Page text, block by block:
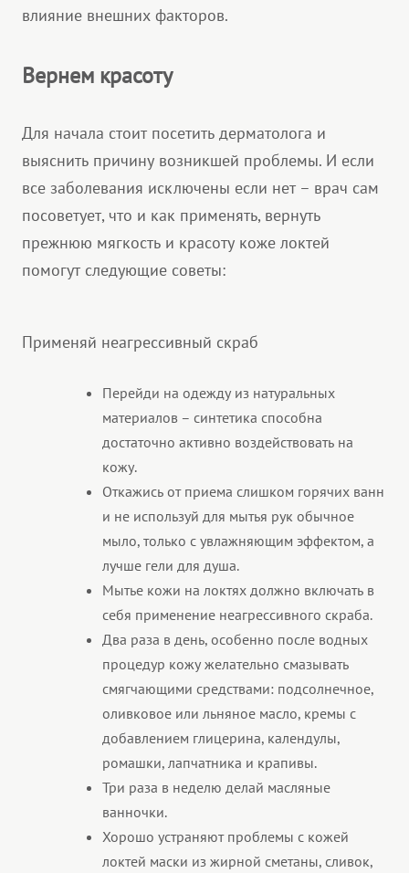
влияние внешних факторов.
Вернем красоту
Для начала стоит посетить дерматолога и
выяснить причину возникшей проблемы. И если
все заболевания исключены если нет – врач сам
посоветует, что и как применять, вернуть
прежнюю мягкость и красоту коже локтей
помогут следующие советы:
Применяй неагрессивный скраб
Перейди на одежду из натуральных
материалов – синтетика способна
достаточно активно воздействовать на
кожу.
Откажись от приема слишком горячих ванн
и не используй для мытья рук обычное
мыло, только с увлажняющим эффектом, а
лучше гели для душа.
Мытье кожи на локтях должно включать в
себя применение неагрессивного скраба.
Два раза в день, особенно после водных
процедур кожу желательно смазывать
смягчающими средствами: подсолнечное,
оливковое или льняное масло, кремы с
добавлением глицерина, календулы,
ромашки, лапчатника и крапивы.
Три раза в неделю делай масляные
ванночки.
Хорошо устраняют проблемы с кожей
локтей маски из жирной сметаны, сливок,